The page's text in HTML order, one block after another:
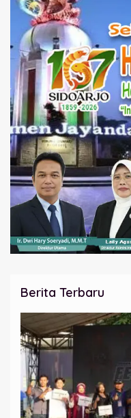
Berita Terbaru